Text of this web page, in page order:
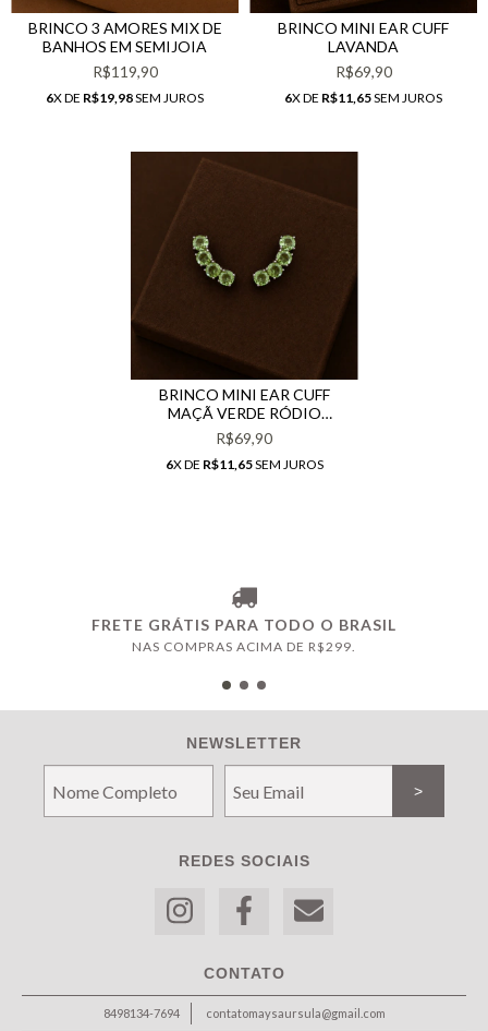
BRINCO 3 AMORES MIX DE
BANHOS EM SEMIJOIA
R$119,90
6X DE R$19,98SEM JUROS
BRINCO MINI EAR CUFF
LAVANDA
R$69,90
6X DE R$11,65SEM JUROS
BRINCO MINI EAR CUFF
MAÇÃ VERDE RÓDIO
BRANCO
R$69,90
6X DE R$11,65SEM JUROS
FRETE GRÁTIS PARA TODO O BRASIL
NAS COMPRAS ACIMA DE R$299.
NEWSLETTER
REDES SOCIAIS
CONTATO
8498134-7694 contatomaysaursula@gmail.com